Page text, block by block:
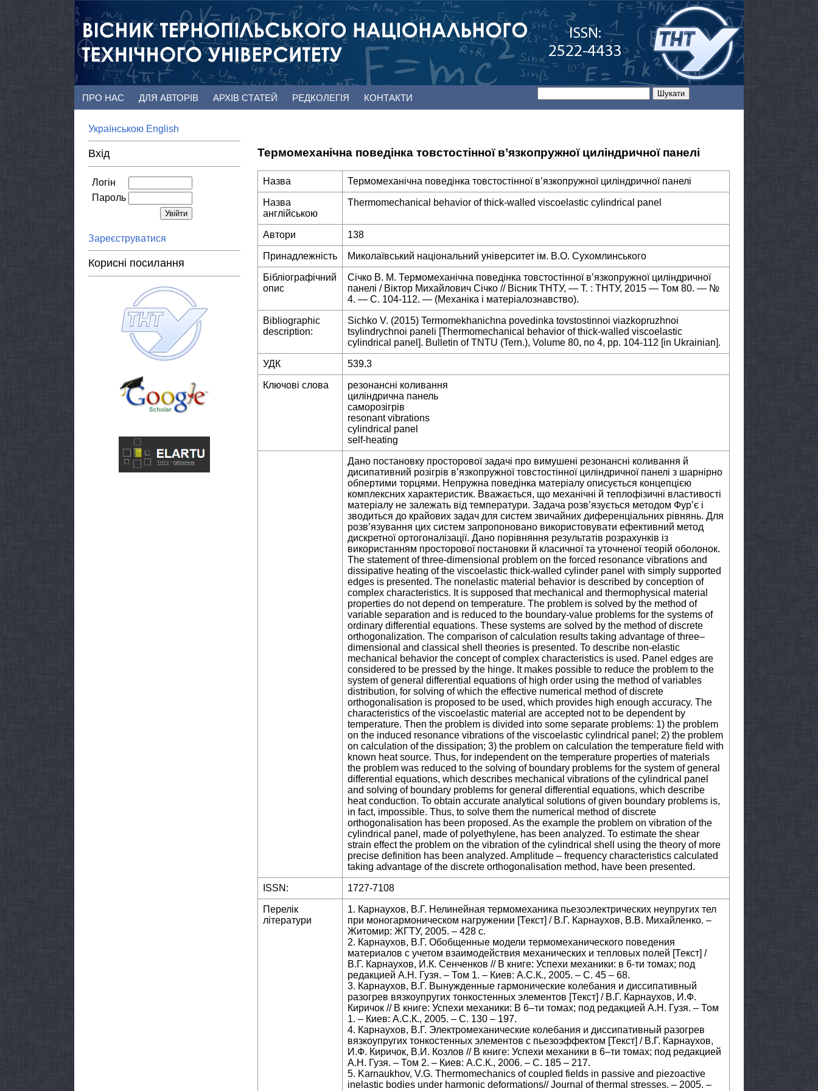
ПРО НАС ДЛЯ АВТОРІВ АРХІВ СТАТЕЙ РЕДКОЛЕГІЯ КОНТАКТИ
Українською English
Вхід
Логін
Пароль
Зареєструватися
Корисні посилання
Термомеханічна поведінка товстостінної в’язкопружної циліндричної панелі
Назва Термомеханічна поведінка товстостінної в’язкопружної циліндричної панелі
Назва
англійською
Thermomechanical behavior of thick-walled viscoelastic cylindrical panel
Автори 138
Принадлежність Миколаївський національний університет ім. В.О. Сухомлинського
Бібліографічний
опис
Січко В. М. Термомеханічна поведінка товстостінної в’язкопружної циліндричної
панелі / Віктор Михайлович Січко // Вісник ТНТУ, — Т. : ТНТУ, 2015 — Том 80. — №
4. — С. 104-112. — (Механіка і матеріалознавство).
Bibliographic
description:
Sichko V. (2015) Termomekhanichna povedinka tovstostinnoi viazkopruzhnoi
tsylindrychnoi paneli [Thermomechanical behavior of thick-walled viscoelastic
cylindrical panel]. Bulletin of TNTU (Tern.), Volume 80, no 4, pp. 104-112 [in Ukrainian].
УДК 539.3
Ключові слова
резонансні коливання
циліндрична панель
саморозігрів
resonant vibrations
cylindrical panel
self-heating
Дано постановку просторової задачі про вимушені резонансні коливання й
дисипативний розігрів в’язкопружної товстостінної циліндричної панелі з шарнірно
обпертими торцями. Непружна поведінка матеріалу описується концепцією
комплексних характеристик. Вважається, що механічні й теплофізичні властивості
матеріалу не залежать від температури. Задача розв’язується методом Фур’є і
зводиться до крайових задач для систем звичайних диференціальних рівнянь. Для
розв’язування цих систем запропоновано використовувати ефективний метод
дискретної ортогоналізації. Дано порівняння результатів розрахунків із
використанням просторової постановки й класичної та уточненої теорій оболонок.
The statement of three-dimensional problem on the forced resonance vibrations and
dissipative heating of the viscoelastic thick-walled cylinder panel with simply supported
edges is presented. The nonelastic material behavior is described by conception of
complex characteristics. It is supposed that mechanical and thermophysical material
properties do not depend on temperature. The problem is solved by the method of
variable separation and is reduced to the boundary-value problems for the systems of
ordinary differential equations. These systems are solved by the method of discrete
orthogonalization. The comparison of calculation results taking advantage of three–
dimensional and classical shell theories is presented. To describe non-elastic
mechanical behavior the concept of complex characteristics is used. Panel edges are
considered to be pressed by the hinge. It makes possible to reduce the problem to the
system of general differential equations of high order using the method of variables
distribution, for solving of which the effective numerical method of discrete
orthogonalisation is proposed to be used, which provides high enough accuracy. The
characteristics of the viscoelastic material are accepted not to be dependent by
temperature. Then the problem is divided into some separate problems: 1) the problem
on the induced resonance vibrations of the viscoelastic cylindrical panel; 2) the problem
on calculation of the dissipation; 3) the problem on calculation the temperature field with
known heat source. Thus, for independent on the temperature properties of materials
the problem was reduced to the solving of boundary problems for the system of general
differential equations, which describes mechanical vibrations of the cylindrical panel
and solving of boundary problems for general differential equations, which describe
heat conduction. To obtain accurate analytical solutions of given boundary problems is,
in fact, impossible. Thus, to solve them the numerical method of discrete
orthogonalisation has been proposed. As the example the problem on vibration of the
cylindrical panel, made of polyethylene, has been analyzed. To estimate the shear
strain effect the problem on the vibration of the cylindrical shell using the theory of more
precise definition has been analyzed. Amplitude – frequency characteristics calculated
taking advantage of the discrete orthogonalisation method, have been presented.
ISSN: 1727-7108
Перелік
літератури
1. Карнаухов, В.Г. Нелинейная термомеханика пьезоэлектрических неупругих тел
при моногармоническом нагружении [Текст] / В.Г. Карнаухов, В.В. Михайленко. –
Житомир: ЖГТУ, 2005. – 428 с.
2. Карнаухов, В.Г. Обобщенные модели термомеханического поведения
материалов с учетом взаимодействия механических и тепловых полей [Текст] /
В.Г. Карнаухов, И.К. Сенченков // В книге: Успехи механики: в 6-ти томах; под
редакцией А.Н. Гузя. – Том 1. – Киев: А.С.К., 2005. – С. 45 – 68.
3. Карнаухов, В.Г. Вынужденные гармонические колебания и диссипативный
разогрев вязкоупругих тонкостенных элементов [Текст] / В.Г. Карнаухов, И.Ф.
Киричок // В книге: Успехи механики: В 6–ти томах; под редакцией А.Н. Гузя. – Том
1. – Киев: А.С.К., 2005. – С. 130 – 197.
4. Карнаухов, В.Г. Электромеханические колебания и диссипативный разогрев
вязкоупругих тонкостенных элементов с пьезоэффектом [Текст] / В.Г. Карнаухов,
И.Ф. Киричок, В.И. Козлов // В книге: Успехи механики в 6–ти томах; под редакцией
А.Н. Гузя. – Том 2. – Киев: А.С.К., 2006. – С. 185 – 217.
5. Karnaukhov, V.G. Thermomechanics of coupled fields in passive and piezoactive
inelastic bodies under harmonic deformations// Journal of thermal stresses. – 2005. –